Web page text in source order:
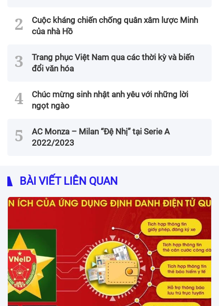
Cuộc kháng chiến chống quân xâm lược Minh
của nhà Hồ
Trang phục Việt Nam qua các thời kỳ và biến
đổi văn hóa
Chúc mừng sinh nhật anh yêu với những lời
ngọt ngào
AC Monza – Milan “Đệ Nhị” tại Serie A
2022/2023
BÀI VIẾT LIÊN QUAN